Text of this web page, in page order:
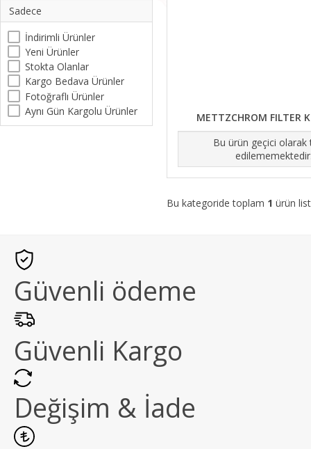
Sadece
İndirimli Ürünler
Yeni Ürünler
Stokta Olanlar
Kargo Bedava Ürünler
Fotoğraflı Ürünler
Aynı Gün Kargolu Ürünler
METTZCHROM FILTER
Bu ürün geçici olarak
Bu kategoride toplam 1 ürün
Güvenli ödeme
Güvenli Kargo
Değişim & İade